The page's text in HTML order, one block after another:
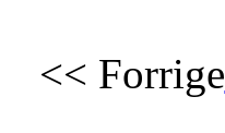
<< Forrige